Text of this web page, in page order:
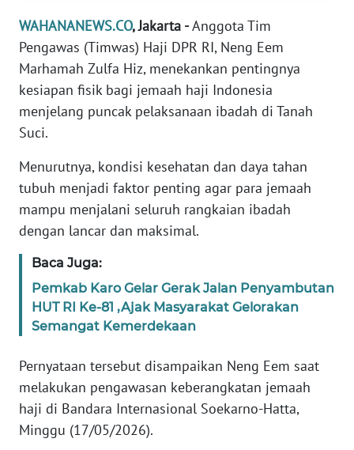
WAHANANEWS.CO, Jakarta -Anggota Tim
Pengawas (Timwas) Haji DPR RI, Neng Eem
Marhamah Zulfa Hiz, menekankan pentingnya
kesiapan fisik bagi jemaah haji Indonesia
menjelang puncak pelaksanaan ibadah di Tanah
Suci.
Menurutnya, kondisi kesehatan dan daya tahan
tubuh menjadi faktor penting agar para jemaah
mampu menjalani seluruh rangkaian ibadah
dengan lancar dan maksimal.
Baca Juga:
Pemkab Karo Gelar Gerak Jalan Penyambutan
HUT RI Ke-81 ,Ajak Masyarakat Gelorakan
Semangat Kemerdekaan
Pernyataan tersebut disampaikan Neng Eem saat
melakukan pengawasan keberangkatan jemaah
haji di Bandara Internasional Soekarno-Hatta,
Minggu (17/05/2026).
INDEKS
BERITA
KONTAK
KAMI
IKLAN
TENTANG
KAMI
MEDIA
SIBER
KARIR
DISCLAIMER